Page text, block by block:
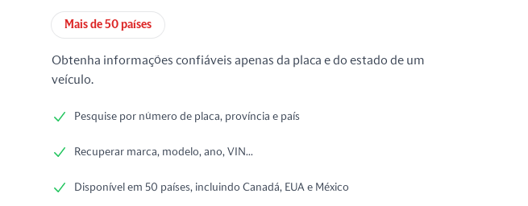
Informações do produto
Mais de 50 países
Obtenha informações confiáveis apenas da placa e do estado de um
veículo.
Pesquise por número de placa, província e país
Recuperar marca, modelo, ano, VIN...
Disponível em 50 países, incluindo Canadá, EUA e México